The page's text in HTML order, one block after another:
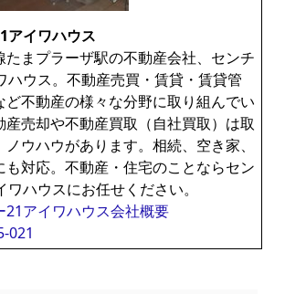
アイワハウス
たまプラーザ駅の不動産会社、センチ
ハウス。不動産売買・賃貸・賃貸管
ど不動産の様々な分野に取り組んでい
産売却や不動産買取（自社買取）は取
ウハウがあります。相続、空き家、
も対応。不動産・住宅のことならセン
ハウスにお任せください。
アイワハウス会社概要
021